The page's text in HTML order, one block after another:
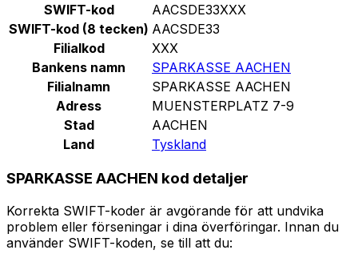
SWIFT-kod
AACSDE33XXX
SWIFT-kod (8 tecken) AACSDE33
Filialkod
XXX
Bankens namn
SPARKASSE AACHEN
Filialnamn
SPARKASSE AACHEN
Adress
MUENSTERPLATZ 7-9
Stad
AACHEN
Land
Tyskland
SPARKASSE AACHEN kod detaljer
Korrekta SWIFT-koder är avgörande för att undvika
problem eller förseningar i dina överföringar. Innan du
använder SWIFT-koden, se till att du: